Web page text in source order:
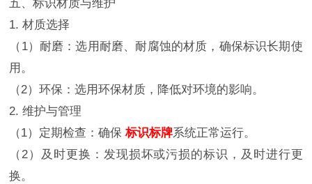
五、标识材质与维护
1. 材质选择
（1）耐磨：选用耐磨、耐腐蚀的材质，确保标识长期使
用。
（2）环保：选用环保材质，降低对环境的影响。
2. 维护与管理
（1）定期检查：确保标识标牌系统正常运行。
（2）及时更换：发现损坏或污损的标识，及时进行更
换。